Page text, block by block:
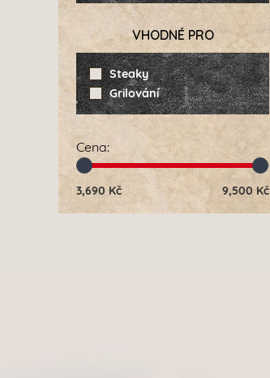
VHODNÉ PRO
Steaky
Grilování
Cena:
3,690 Kč 9,500Kč